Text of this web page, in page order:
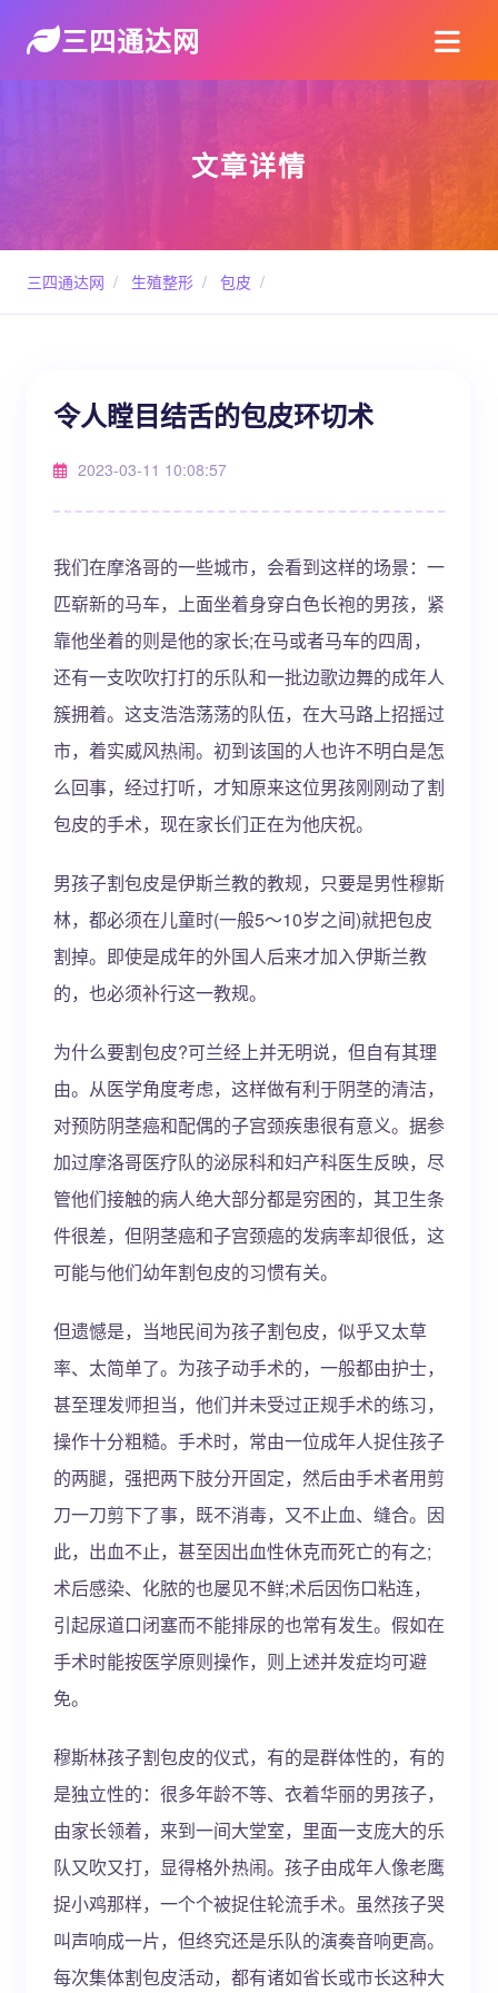
三四通达网
文章详情
三四通达网 / 生殖整形 / 包皮 /
令人瞠目结舌的包皮环切术
2023-03-11 10:08:57
我们在摩洛哥的一些城市，会看到这样的场景：一
匹崭新的马车，上面坐着身穿白色长袍的男孩，紧
靠他坐着的则是他的家长;在马或者马车的四周，
还有一支吹吹打打的乐队和一批边歌边舞的成年人
簇拥着。这支浩浩荡荡的队伍，在大马路上招摇过
市，着实威风热闹。初到该国的人也许不明白是怎
么回事，经过打听，才知原来这位男孩刚刚动了割
包皮的手术，现在家长们正在为他庆祝。
男孩子割包皮是伊斯兰教的教规，只要是男性穆斯
林，都必须在儿童时(一般5～10岁之间)就把包皮
割掉。即使是成年的外国人后来才加入伊斯兰教
的，也必须补行这一教规。
为什么要割包皮?可兰经上并无明说，但自有其理
由。从医学角度考虑，这样做有利于阴茎的清洁，
对预防阴茎癌和配偶的子宫颈疾患很有意义。据参
加过摩洛哥医疗队的泌尿科和妇产科医生反映，尽
管他们接触的病人绝大部分都是穷困的，其卫生条
件很差，但阴茎癌和子宫颈癌的发病率却很低，这
可能与他们幼年割包皮的习惯有关。
但遗憾是，当地民间为孩子割包皮，似乎又太草
率、太简单了。为孩子动手术的，一般都由护士，
甚至理发师担当，他们并未受过正规手术的练习，
操作十分粗糙。手术时，常由一位成年人捉住孩子
的两腿，强把两下肢分开固定，然后由手术者用剪
刀一刀剪下了事，既不消毒，又不止血、缝合。因
此，出血不止，甚至因出血性休克而死亡的有之;
术后感染、化脓的也屡见不鲜;术后因伤口粘连，
引起尿道口闭塞而不能排尿的也常有发生。假如在
手术时能按医学原则操作，则上述并发症均可避
免。
穆斯林孩子割包皮的仪式，有的是群体性的，有的
是独立性的：很多年龄不等、衣着华丽的男孩子，
由家长领着，来到一间大堂室，里面一支庞大的乐
队又吹又打，显得格外热闹。孩子由成年人像老鹰
捉小鸡那样，一个个被捉住轮流手术。虽然孩子哭
叫声响成一片，但终究还是乐队的演奏音响更高。
每次集体割包皮活动，都有诸如省长或市长这种大